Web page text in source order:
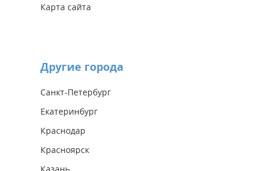
Карта сайта
Другие города
Санкт-Петербург
Екатеринбург
Краснодар
Красноярск
Казань